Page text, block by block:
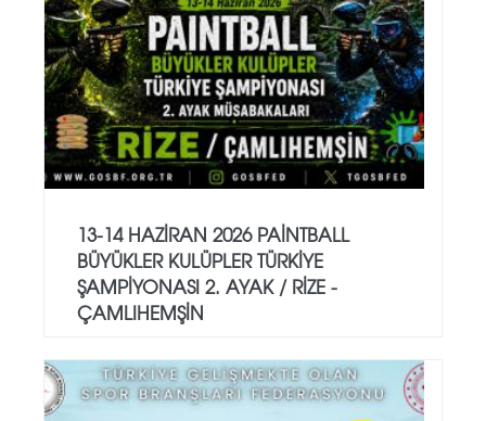
13-14 HAZİRAN 2026 PAİNTBALL
BÜYÜKLER KULÜPLER TÜRKİYE
ŞAMPİYONASI 2. AYAK / RİZE -
ÇAMLIHEMŞİN